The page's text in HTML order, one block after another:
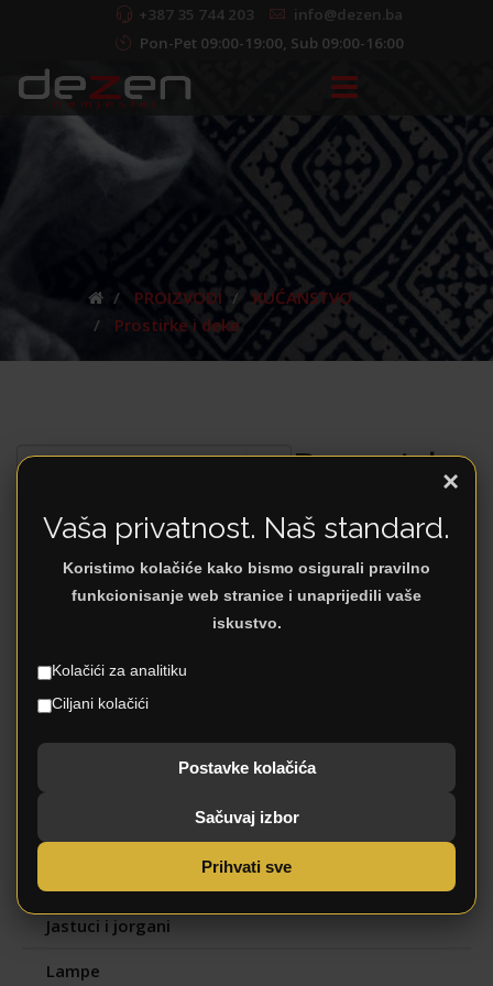
+387 35 744 203
info@dezen.ba
Pon-Pet 09:00-19:00, Sub 09:00-16:00
PROIZVODI
KUĆANSTVO
Prostirke i deke
Prostirke
i deke
Kategorije
DJEČJA SOBA
DNEVNI BORAVAK
KUĆANSTVO
Jastuci i jorgani
Lampe
×
Vaša privatnost. Naš standard.
Koristimo kolačiće kako bismo osigurali pravilno
funkcionisanje web stranice i unaprijedili vaše
iskustvo.
Kolačići za analitiku
Ciljani kolačići
Postavke kolačića
Sačuvaj izbor
Prihvati sve